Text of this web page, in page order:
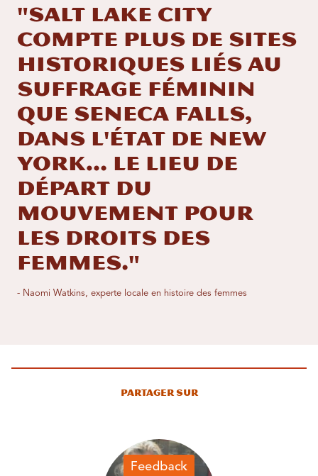
"Salt Lake City
compte plus de sites
historiques liés au
suffrage féminin
que Seneca Falls,
dans l'État de New
York… le lieu de
départ du
mouvement pour
les droits des
femmes."
- Naomi Watkins, experte locale en histoire des femmes
Partager sur